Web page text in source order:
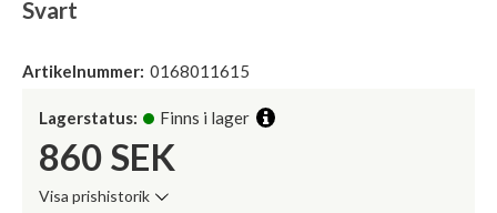
Svart
Artikelnummer: 0168011615
Lagerstatus: Finns i lager
860 SEK
Visa prishistorik